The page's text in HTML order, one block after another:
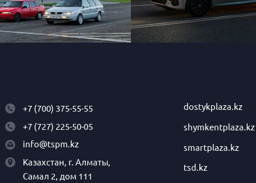
+7 (700) 375-55-55
+7 (727) 225-50-05
info@tspm.kz
Казахстан, г. Алматы,
Самал 2, дом 111
dostykplaza.kz
shymkentplaza.kz
smartplaza.kz
tsd.kz